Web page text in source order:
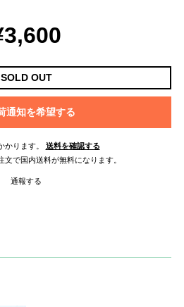
SOLD OUT
通知を希望する
ります。
送料を確認する
で国内送料が無料になります。
通報する